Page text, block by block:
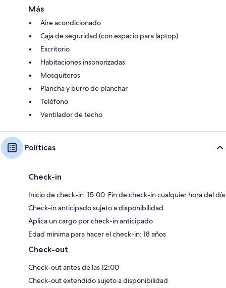
Más
Aire acondicionado
Caja de seguridad (con espacio para laptop)
Escritorio
Habitaciones insonorizadas
Mosquiteros
Plancha y burro de planchar
Teléfono
Ventilador de techo
Políticas
Check-in
Inicio de check-in: 15:00. Fin de check-in cualquier hora del día
Check-in anticipado sujeto a disponibilidad
Aplica un cargo por check-in anticipado
Edad mínima para hacer el check-in: 18 años
Check-out
Check-out antes de las 12:00
Check-out extendido sujeto a disponibilidad